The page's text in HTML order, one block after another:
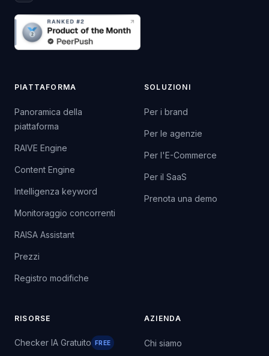
PIATTAFORMA
Panoramica della
piattaforma
RAIVE Engine
Content Engine
Intelligenza keyword
Monitoraggio concorrenti
RAISA Assistant
Prezzi
Registro modifiche
SOLUZIONI
Per i brand
Per le agenzie
Per l'E-Commerce
Per il SaaS
Prenota una demo
RISORSE
Checker IA Gratuito FREE
AZIENDA
Chi siamo